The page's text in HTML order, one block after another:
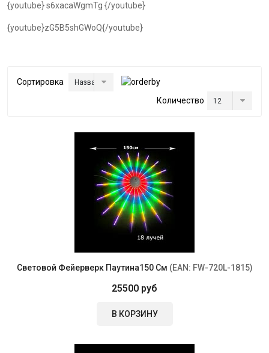
{youtube} s6xacaWgmTg {/youtube}
{youtube}zG5B5shGWoQ{/youtube}
Сортировка
Количество
Световой Фейерверк Паутина150 См (EAN: FW-720L-1815)
25500 руб
В КОРЗИНУ